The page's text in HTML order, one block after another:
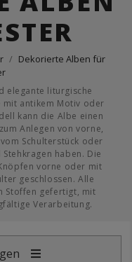
Dekorierte Alben für
elegante liturgische
mit antikem Motiv oder
kann die Albe einen
Anlegen von vorne,
Schulterstück oder
haben. Die
vorne oder mit
geschlossen. Alle
Stoffen gefertigt, mit
Verarbeitung.